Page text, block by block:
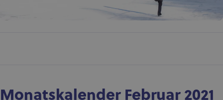
Monatskalender Februar 2021